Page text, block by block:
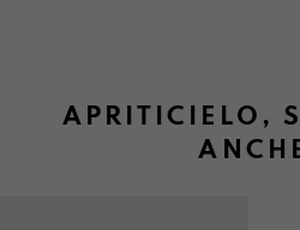
APRITICIELO,